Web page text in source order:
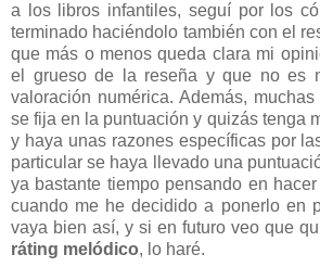
a los libros infantiles, seguí por los
terminado haciéndolo también con el
que más o menos queda clara mi
el grueso de la reseña y que no es
valoración numérica. Además,
se fija en la puntuación y quizás tenga
y haya unas razones específicas por
particular se haya llevado una
ya bastante tiempo pensando en
cuando me he decidido a ponerlo en
vaya bien así, y si en futuro veo que
ráting melódico, lo haré.